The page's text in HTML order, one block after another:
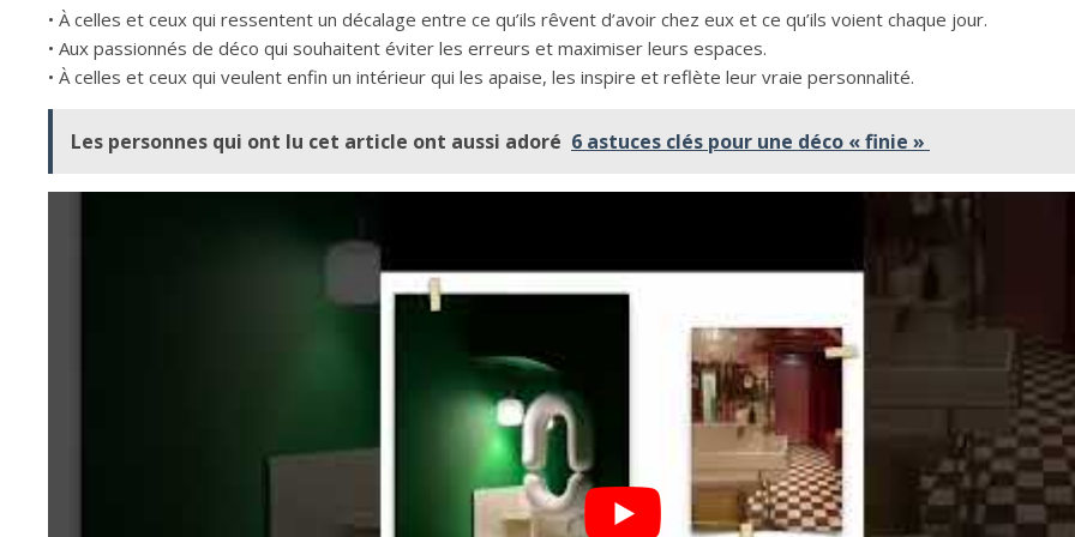
• À celles et ceux qui ressentent un décalage entre ce qu’ils rêvent d’avoir chez eux et ce qu’ils voient chaque jour.
• Aux passionnés de déco qui souhaitent éviter les erreurs et maximiser leurs espaces.
• À celles et ceux qui veulent enfin un intérieur qui les apaise, les inspire et reflète leur vraie personnalité.
Les personnes qui ont lu cet article ont aussi adoré 6 astuces clés pour une déco « finie »